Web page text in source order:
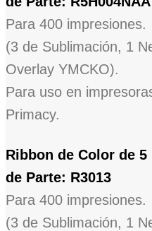
Para 400 impresiones.
(3 de Sublimación, 1
Overlay YMCKO).
Para uso en
Primacy.
Ribbon de Color de 5
de Parte: R3013
Para 400 impresiones.
(3 de Sublimación, 1